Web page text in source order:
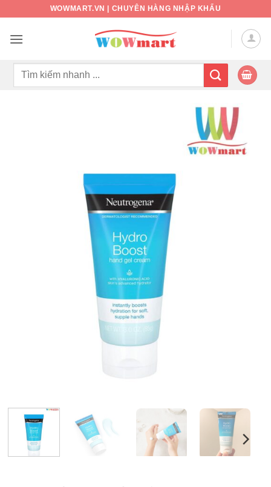
nội
WOWMART.VN | CHUYÊN HÀNG NHẬP KHẨU
Tìm